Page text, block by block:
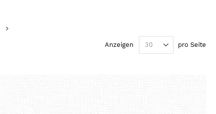
Anzeigen pro Seite